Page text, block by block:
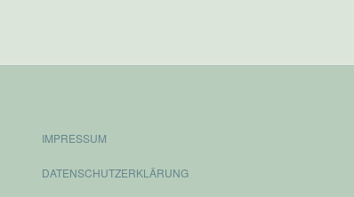
IMPRESSUM
DATENSCHUTZERKLÄRUNG